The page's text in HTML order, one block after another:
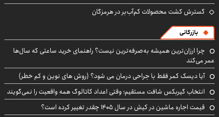
گسترش کشت محصولات کم‌آب‌بر در هرمزگان
بازرگانی
چرا ارزان‌ترین همیشه به‌صرفه‌ترین نیست؟ راهنمای خرید ساعتی که سال‌ها
عمر می‌کند
آیا دیسک کمر فقط با جراحی درمان می شود؟ (روش های نوین و کم خطر)
انتخاب گیربکس شافت مستقیم؛ وقتی اعداد کاتالوگ همه واقعیت را نمی‌گویند
قیمت اجاره ماشین در کیش در سال ۱۴۰۵ چقدر تغییر کرده است؟